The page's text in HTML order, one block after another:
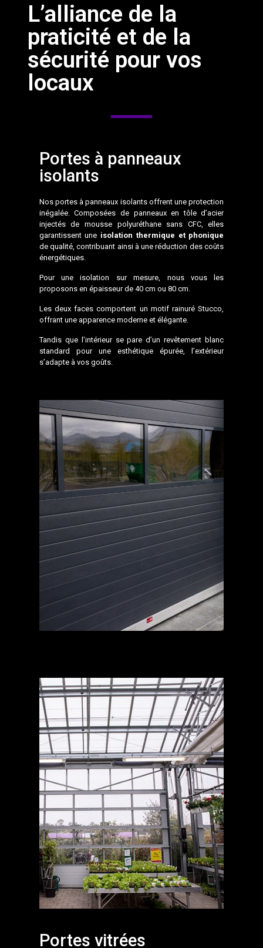
L’alliance de la
praticité et de la
sécurité pour vos
locaux
Portes à panneaux
isolants
Nos portes à panneaux isolants offrent une protection
inégalée. Composées de panneaux en tôle d’acier
injectés de mousse polyuréthane sans CFC, elles
garantissent une isolation thermique et phonique
de qualité, contribuant ainsi à une réduction des coûts
énergétiques.
Pour une isolation sur mesure, nous vous les
proposons en épaisseur de 40 cm ou 80 cm.
Les deux faces comportent un motif rainuré Stucco,
offrant une apparence moderne et élégante.
Tandis que l’intérieur se pare d’un revêtement blanc
standard pour une esthétique épurée, l’extérieur
s’adapte à vos goûts.
Portes vitrées